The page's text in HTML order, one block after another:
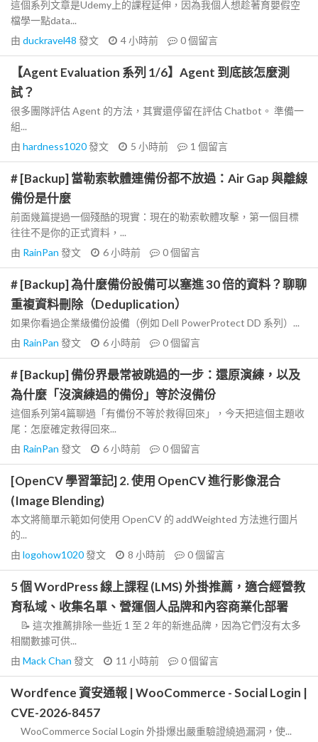
這個系列文章是Udemy上的課程延伸，因為我個人想趁著育嬰假空
檔學一點data...
由 duckravel48 發文 4 小時前 0個留言
【Agent Evaluation 系列 1/6】Agent 到底該怎麼測
試？
很多團隊評估 Agent 的方法，其實還停留在評估 Chatbot。 準備一
組...
由 hardness1020發文 5 小時前 1 個留言
# [Backup] 當勒索軟體連備份都不放過：Air Gap 與離線
備份是什麼
前面幾篇提過一個殘酷的現實：現在的勒索軟體攻擊，第一個目標
往往不是你的正式資料，...
由 RainPan 發文 6 小時前 0個留言
# [Backup] 為什麼備份設備可以塞進 30 倍的資料？聊聊
重複資料刪除（Deduplication）
如果你看過企業級備份設備（例如 Dell PowerProtect DD 系列）...
由 RainPan 發文 6 小時前 0個留言
# [Backup] 備份界最常被跳過的一步：還原演練，以及
為什麼「沒演練過的備份」等於沒備份
這個系列第4篇聊過「有備份不等於救得回來」，今天把這個主題收
尾：怎麼確定救得回來...
由 RainPan 發文 6 小時前 0個留言
[OpenCV 學習筆記] 2. 使用 OpenCV 進行影像混合
(Image Blending)
本文將簡單示範如何使用 OpenCV 的 addWeighted 方法進行圖片
的...
由 logohow1020發文 8 小時前 0個留言
5 個 WordPress 線上課程 (LMS) 外掛推薦，適合經營教
育私域、收集名單、營運個人品牌和內容商業化部署
📝 這次推薦排除一些近 1 至 2 年的新進品牌，因為它們沒有太多
相關數據可供...
由 Mack Chan 發文 11 小時前 0個留言
Wordfence 資安通報 | WooCommerce - Social Login |
CVE-2026-8457
WooCommerce Social Login 外掛爆出嚴重驗證繞過漏洞，使...